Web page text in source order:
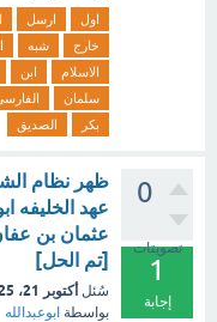
اول ارسل
خارج
شبه
الاسلام
ابن
سلمان
بكر
الصديق
0
تصويتات
1
إجابة
ظهر نظام
عهد الخليفه
عثمان بن
[تم الحل]
سُئل أكتوبر 21، 2025
بواسطة ابوعبدالله